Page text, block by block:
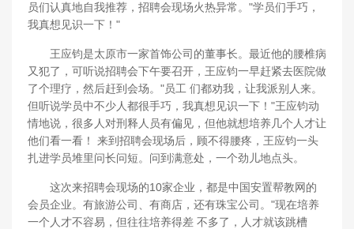
员们认真地自我推荐，招聘会现场火热异常。"学员们手巧，
我真想见识一下！"
王应钧是太原市一家首饰公司的董事长。最近他的腰椎病
又犯了，可听说招聘会下午要召开，王应钧一早赶紧去医院做
了个理疗，然后赶到会场。"员工 们都劝我，让我派别人来。
但听说学员中不少人都很手巧，我真想见识一下！"王应钧动
情地说，很多人对刑释人员有偏见，但他就想培养几个人才让
他们看一看！ 来到招聘会现场后，顾不得腰疼，王应钧一头
扎进学员堆里问长问短。问到满意处，一个劲儿地点头。
这次来招聘会现场的10家企业，都是中国安置帮教网的
会员企业。有旅游公司、有商店，还有珠宝公司。"现在培养
一个人才不容易，但往往培养得差 不多了，人才就该跳槽